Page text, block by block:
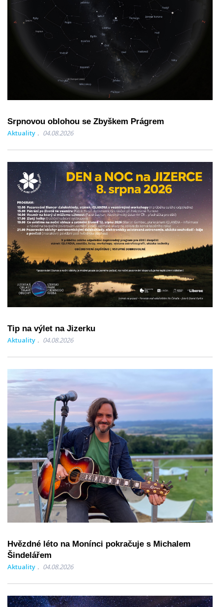
Srpnovou oblohou se Zbyškem Prágrem
Aktuality 04.08.2026
Tip na výlet na Jizerku
Aktuality 04.08.2026
Hvězdné léto na Monínci pokračuje s Michalem
Šindelářem
Aktuality 04.08.2026